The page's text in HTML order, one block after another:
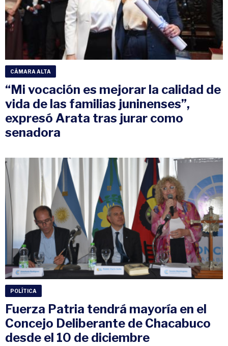
CÁMARA ALTA
“Mi vocación es mejorar la calidad de
vida de las familias juninenses”,
expresó Arata tras jurar como
senadora
POLÍTICA
Fuerza Patria tendrá mayoría en el
Concejo Deliberante de Chacabuco
desde el 10 de diciembre